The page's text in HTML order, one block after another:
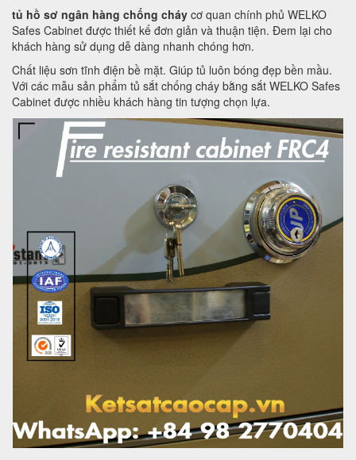
tủ hồ sơ ngân hàng chống cháy cơ quan chính phủ WELKO
Safes Cabinet được thiết kế đơn giản và thuận tiện. Đem lại cho
khách hàng sử dụng dễ dàng nhanh chóng hơn.
Chất liệu sơn tĩnh điện bề mặt. Giúp tủ luôn bóng đẹp bền mầu.
Với các mẫu sản phẩm tủ sắt chống cháy bằng sắt WELKO Safes
Cabinet được nhiều khách hàng tin tượng chọn lựa.